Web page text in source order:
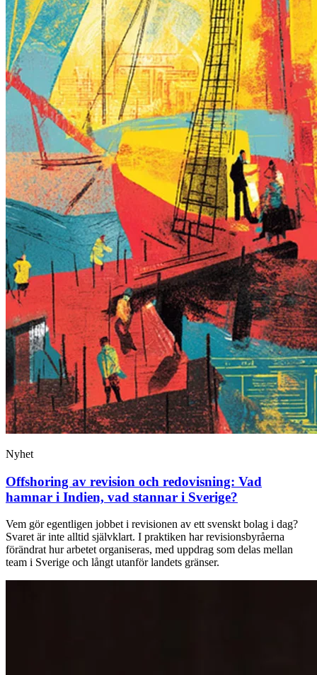
Nyhet
Offshoring av revision och redovisning: Vad
hamnar i Indien, vad stannar i Sverige?
Vem gör egentligen jobbet i revisionen av ett svenskt bolag i dag?
Svaret är inte alltid självklart. I praktiken har revisionsbyråerna
förändrat hur arbetet organiseras, med uppdrag som delas mellan
team i Sverige och långt utanför landets gränser.